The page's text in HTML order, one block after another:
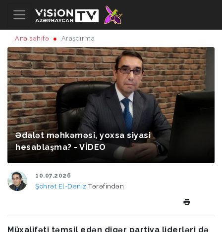
Ana səhifə Araşdırma
Ədalət məhkəməsi, yoxsa siyasi
hesablaşma? - VİDEO
10.07.2026
Şöhrət El-DənizTərəfindən
Müxalifəti təmsil edən digər partiya liderləri də